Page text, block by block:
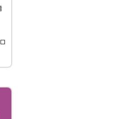
た場合のみ